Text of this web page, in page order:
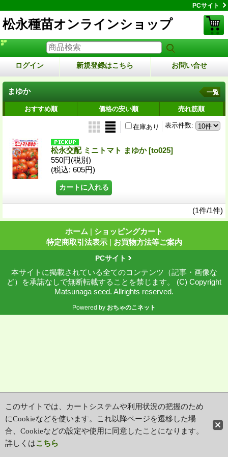
PCサイト
松永種苗オンラインショップ
ログイン 新規登録はこちら お問い合せ
まゆか 一覧
おすすめ順 価格の安い順 売れ筋順
表示件数:
在庫あり
松永交配 ミニトマト まゆか[to025]
550円(税別)
(税込: 605円)
(1件/1件)
ホーム | ショッピングカート
特定商取引法表示 | お買物方法等ご案内
PCサイト
本サイトに掲載されている全てのコンテンツ（記事・画像な
ど）を承諾なしで無断転載することを禁じます。 (C) Copyright
Matsunaga seed. Allrights reserved.
Powered by おちゃのこネット
このサイトでは、カートシステムや利用状況の把握のため
にCookieなどを使います。これ以降ページを遷移した場
合、Cookieなどの設定や使用に同意したことになります。
詳しくはこちら